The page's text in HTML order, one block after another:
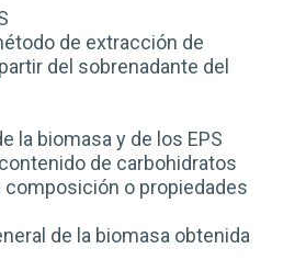
de extracción de
del sobrenadante del
la biomasa y de los EPS
de carbohidratos
composición o propiedades
de la biomasa obtenida